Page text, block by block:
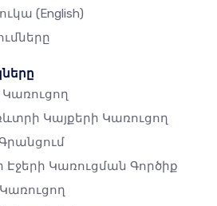
(English)
Կայքերի Կառուցող
Էջերի Կառուցման Գործիք